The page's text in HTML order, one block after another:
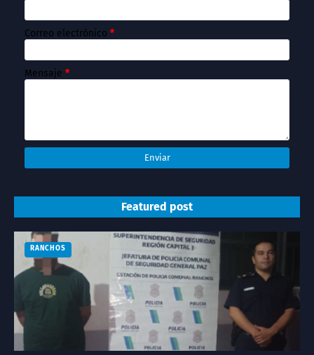
Correo electrónico *
Mensaje *
Featured post
RANCHOS